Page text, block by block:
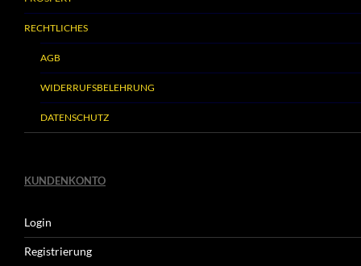
RECHTLICHES
AGB
WIDERRUFSBELEHRUNG
DATENSCHUTZ
KUNDENKONTO
Login
Registrierung